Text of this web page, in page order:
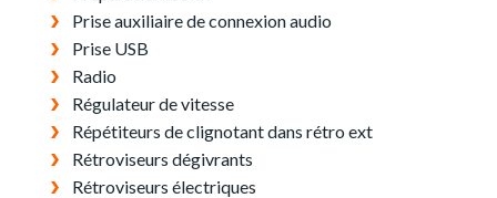
Prise auxiliaire de connexion audio
Prise USB
Radio
Régulateur de vitesse
Répétiteurs de clignotant dans rétro ext
Rétroviseurs dégivrants
Rétroviseurs électriques